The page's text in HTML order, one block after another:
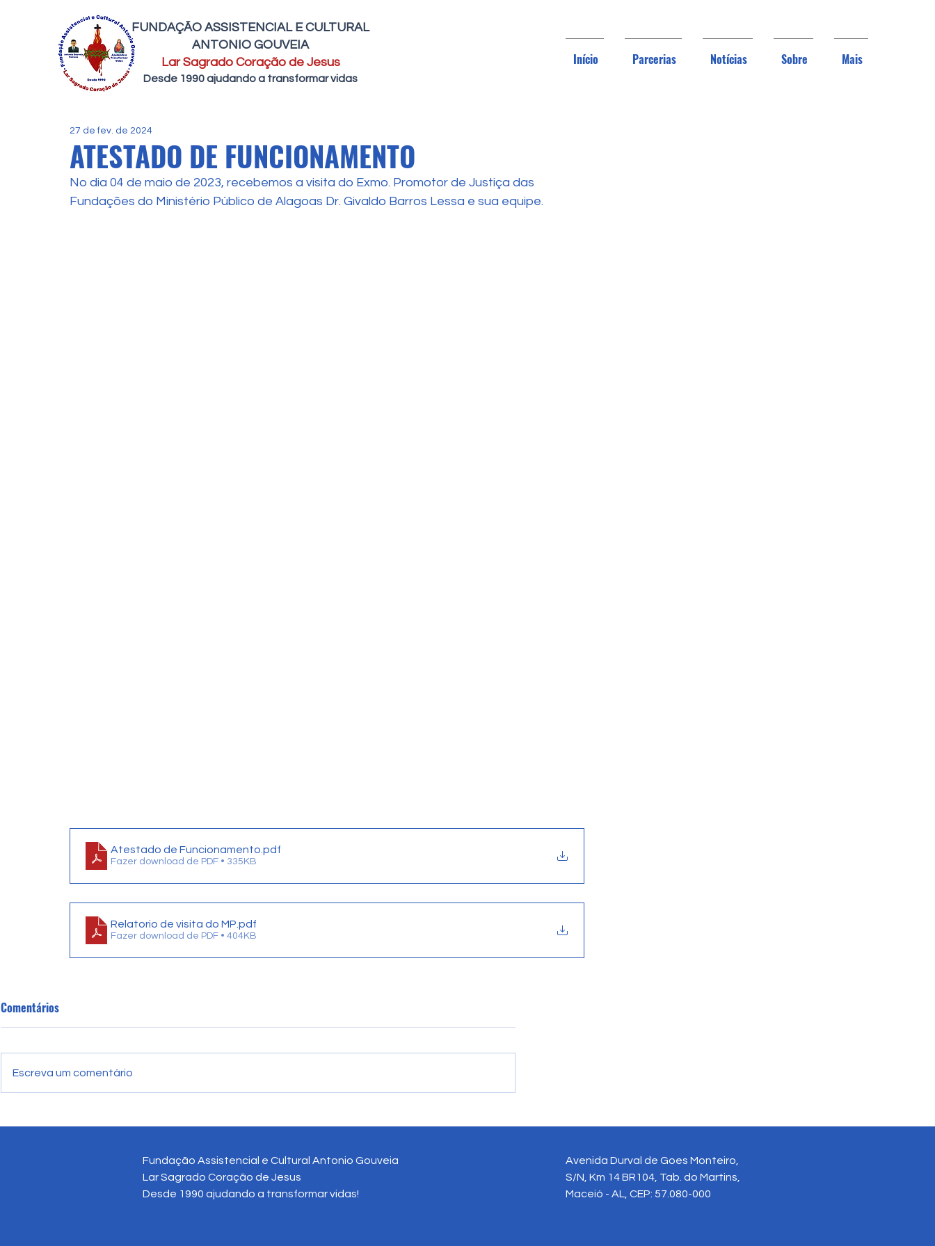
FUNDAÇÃO ASSISTENCIAL E CULTURAL
ANTONIO GOUVEIA
Lar Sagrado Coração de Jesus
Desde 1990 ajudando a transformar vidas
Início Parcerias Notícias Sobre Mais
ATESTADO DE FUNCIONAMENTO
27 de fev. de 2024
No dia 04 de maio de 2023, recebemos a visita do Exmo. Promotor de Justiça das
Fundações do Ministério Público de Alagoas Dr. Givaldo Barros Lessa e sua equipe.
Atestado de Funcionamento .pdf
Fazer download de PDF • 335KB
Relatorio de visita do MP .pdf
Fazer download de PDF • 404KB
Comentários
Escreva um comentário
Fundação Assistencial e Cultural Antonio Gouveia
Lar Sagrado Coração de Jesus
Desde 1990 ajudando a transformar vidas!
Avenida Durval de Goes Monteiro,
S/N, Km 14 BR104, Tab. do Martins,
Maceió - AL, CEP: 57.080-000